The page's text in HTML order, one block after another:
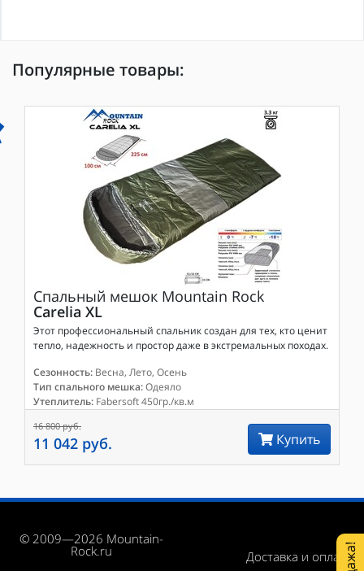
Популярные товары:
Спальный мешок Mountain Rock
Carelia XL
Этот профессиональный спальник создан для тех, кто ценит
тепло, надежность и простор даже в экстремальных походах.
Сезонность: Весна, Лето, Осень
Тип спального мешка:Одеяло
Утеплитель: Fabersoft 450гр./кв.м
16 800 руб.
11 042 руб. Купить
© 2009—2026 Mountain-
Rock.ru
Доставка и оплата